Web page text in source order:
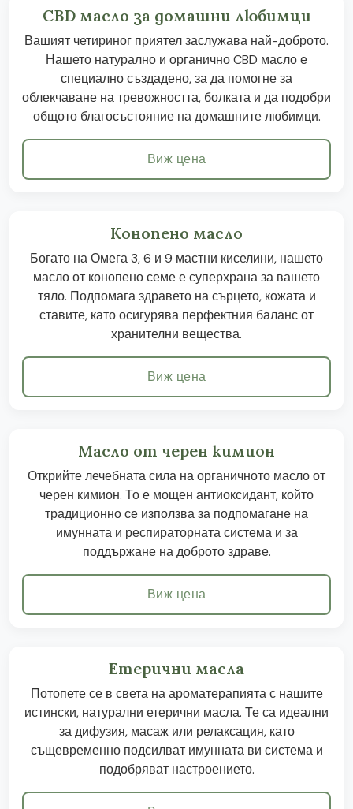
CBD масло за домашни любимци
Вашият четириног приятел заслужава най-доброто.
Нашето натурално и органично CBD масло е
специално създадено, за да помогне за
облекчаване на тревожността, болката и да подобри
общото благосъстояние на домашните любимци.
Виж цена
Конопено масло
Богато на Омега 3, 6 и 9 мастни киселини, нашето
масло от конопено семе е суперхрана за вашето
тяло. Подпомага здравето на сърцето, кожата и
ставите, като осигурява перфектния баланс от
хранителни вещества.
Виж цена
Масло от черен кимион
Открийте лечебната сила на органичното масло от
черен кимион. То е мощен антиоксидант, който
традиционно се използва за подпомагане на
имунната и респираторната система и за
поддържане на доброто здраве.
Виж цена
Етерични масла
Потопете се в света на ароматерапията с нашите
истински, натурални етерични масла. Те са идеални
за дифузия, масаж или релаксация, като
същевременно подсилват имунната ви система и
подобряват настроението.